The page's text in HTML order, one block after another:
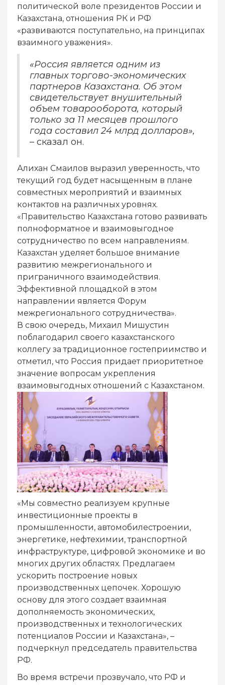
политической воле президентов России и
Казахстана, отношения РК и РФ
«развиваются поступательно, на принципах
взаимного уважения».
«Россия является одним из
главных торгово-экономических
партнеров Казахстана. Об этом
свидетельствует внушительный
объем товарооборота, который
только за 11 месяцев прошлого
года составил 24 млрд долларов»,
– сказал он.
Алихан Смаилов выразил уверенность, что
текущий год будет насыщенным в плане
совместных мероприятий и взаимных
контактов на различных уровнях.
«Правительство Казахстана готово развивать
полноформатное и взаимовыгодное
сотрудничество по всем направлениям.
Казахстан уделяет большое внимание
развитию межрегионального и
приграничного взаимодействия.
Эффективной площадкой в этом
направлении является Форум
межрегионального сотрудничества».
В свою очередь, Михаил Мишустин
поблагодарил своего казахстанского
коллегу за традиционное гостеприимство и
отметил, что Россия придает приоритетное
значение вопросам укрепления
взаимовыгодных отношений с Казахстаном.
«Мы совместно реализуем крупные
инвестиционные проекты в
промышленности, автомобилестроении,
энергетике, нефтехимии, транспортной
инфраструктуре, цифровой экономике и во
многих других областях. Предлагаем
ускорить построение новых
производственных цепочек. Хорошую
основу для этого создает взаимная
дополняемость экономических,
производственных и технологических
потенциалов России и Казахстана», –
подчеркнул председатель правительства
РФ.
Во время встречи прозвучало, что РФ и